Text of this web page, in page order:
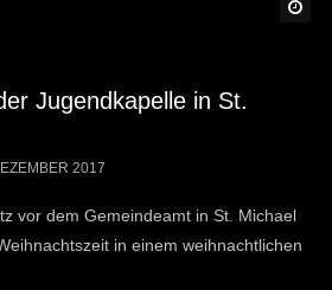
Jugendkapelle in St.
2017
vor dem Gemeindeamt in St. Michael
in einem weihnachtlichen